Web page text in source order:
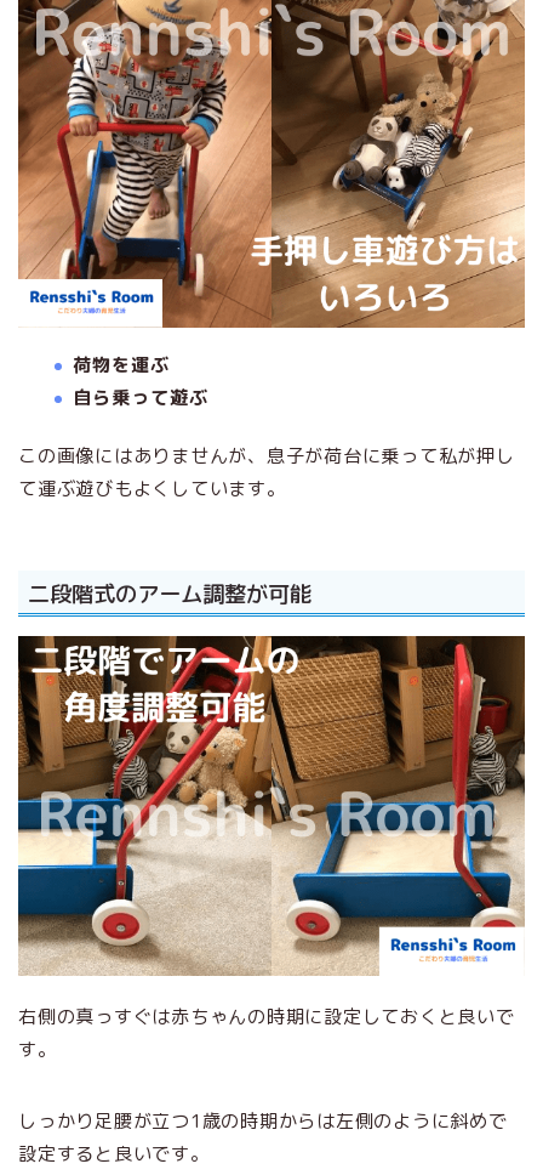
荷物を運ぶ
自ら乗って遊ぶ
この画像にはありませんが、息子が荷台に乗って私が押し
て運ぶ遊びもよくしています。
二段階式のアーム調整が可能
右側の真っすぐは赤ちゃんの時期に設定しておくと良いで
す。
しっかり足腰が立つ1歳の時期からは左側のように斜めで
設定すると良いです。